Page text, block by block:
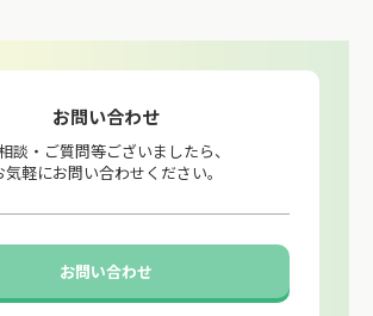
お問い合わせ
談・ご質問等ございましたら、
気軽にお問い合わせください。
お問い合わせ